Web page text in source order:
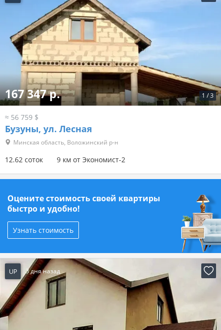
1 /3
167 347 р.
≈ 56 759 $
Бузуны, ул. Лесная
Минская область, Воложинский р-н
12.62 соток 9 км от Экономист-2
Оцените стоимость своей квартиры
быстро и удобно!
Узнать стоимость
UP 3 дня назад